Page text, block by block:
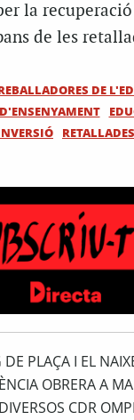
la
de les
DE
RETALLADES
DE PLAÇA I EL
OBRERA A
CDR